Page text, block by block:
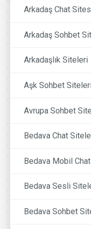
Arkadaş Chat
Arkadaş Sohbet
Arkadaşlık Siteleri
Aşk Sohbet
Avrupa Sohbet
Bedava Chat
Bedava Mobil
Bedava Sesli
Bedava Sohbet